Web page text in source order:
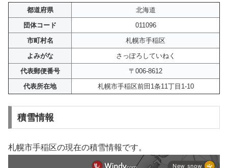
都道府県
北海道
団体コード
011096
市町村名
札幌市手稲区
よみがな
さっぽろしていねく
代表郵便番号
〒006-8612
代表所在地
札幌市手稲区前田1条11丁目1-10
積雪情報
札幌市手稲区の現在の積雪情報です。